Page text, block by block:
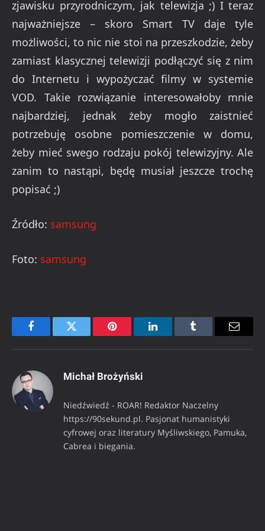
zjawisku przyrodniczym, jak telewizja ;) I teraz
najważniejsze – skoro Smart TV daje tyle
możliwości, to nic nie stoi na przeszkodzie, żeby
zamiast klasycznej telewizji podłączyć się z nim
do Internetu i wypożyczać filmy w systemie
VOD. Takie rozwiązanie interesowałoby mnie
najbardziej, jednak żeby mogło zaistnieć
potrzebuję osobne pomieszczenie w domu,
żeby mieć swego rodzaju pokój telewizyjny. Ale
zanim to nastąpi, będę musiał jeszcze trochę
popisać ;)
Źródło: samsung
Foto: samsung
FacebookTwitter Pinterest LinkedInTumblr Email
Michał Brożyński
Niedźwiedź - ROAR! Redaktor Naczelny
https://90sekund.pl. Pasjonat humanistyki
cyfrowej oraz literatury Myśliwskiego, Pamuka,
Cabrea i biegania.